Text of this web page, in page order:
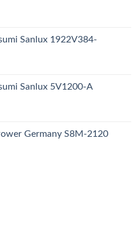
Sanlux 1922V384-
Sanlux 5V1200-A
Germany S8M-2120